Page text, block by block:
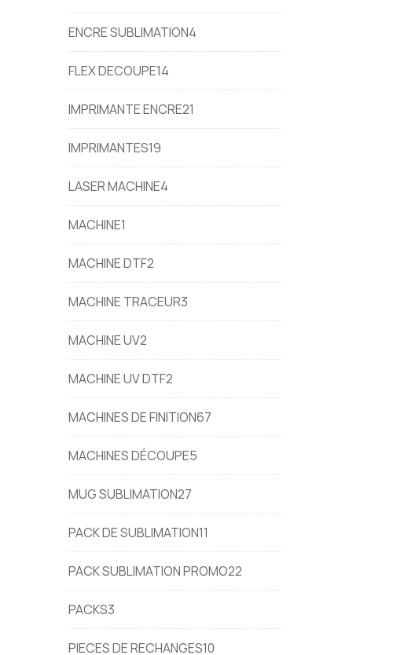
ENCRE SUBLIMATION4
FLEX DECOUPE14
IMPRIMANTE ENCRE21
IMPRIMANTES19
LASER MACHINE4
MACHINE1
MACHINE DTF2
MACHINE TRACEUR3
MACHINE UV2
MACHINE UV DTF2
MACHINES DE FINITION67
MACHINES DÉCOUPE5
MUG SUBLIMATION27
PACK DE SUBLIMATION11
PACK SUBLIMATION PROMO22
PACKS3
PIECES DE RECHANGES10